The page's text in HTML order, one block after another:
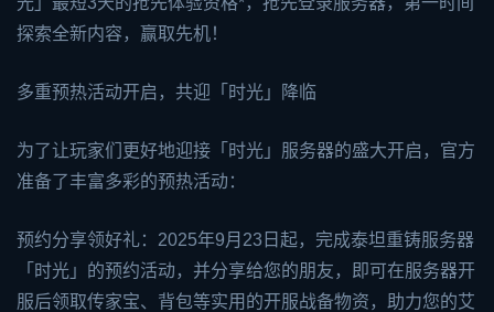
探索全新内容，赢取先机！
多重预热活动开启，共迎「时光」降临
为了让玩家们更好地迎接「时光」服务器的盛大开启，官方
准备了丰富多彩的预热活动：
预约分享领好礼：2025年9月23日起，完成泰坦重铸服务器
「时光」的预约活动，并分享给您的朋友，即可在服务器开
服后领取传家宝、背包等实用的开服战备物资，助力您的艾